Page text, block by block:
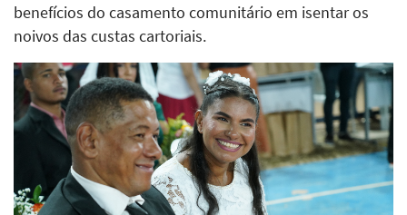
benefícios do casamento comunitário em isentar os
noivos das custas cartoriais.